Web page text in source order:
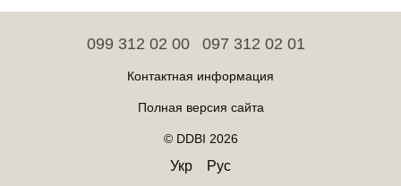
099 312 02 00 097 312 02 01
Контактная информация
Полная версия сайта
© DDBI 2026
Укр Рус